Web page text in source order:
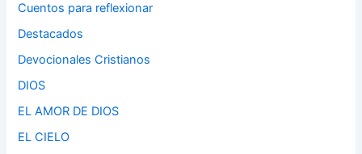
Cuentos para reflexionar
Destacados
Devocionales Cristianos
DIOS
EL AMOR DE DIOS
EL CIELO